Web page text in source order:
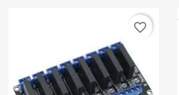
favorite_border